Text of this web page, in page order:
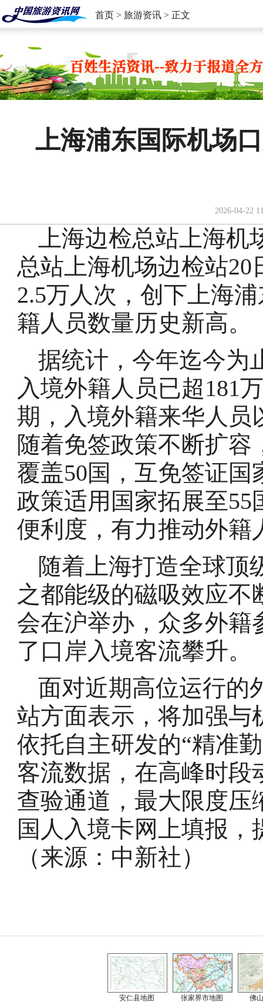
首页 > 旅游资讯 > 正文
上海浦东国际机场
2026-04-22
上海边检总站上海机
总站上海机场边检站
2.5万人次，创下上海
籍人员数量历史新高。
据统计，今年迄今为
入境外籍人员已超181
期，入境外籍来华人员
随着免签政策不断扩容
覆盖50国，互免签证国
政策适用国家拓展至
便利度，有力推动外籍
随着上海打造全球顶
之都能级的磁吸效应
会在沪举办，众多外籍
了口岸入境客流攀升。
面对近期高位运行的
站方面表示，将加强与
依托自主研发的“精准
客流数据，在高峰时段
查验通道，最大限度压
国人入境卡网上填报
（来源：中新社）
安仁县地图 张家界市地图 佛